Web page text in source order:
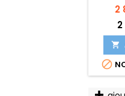
2

